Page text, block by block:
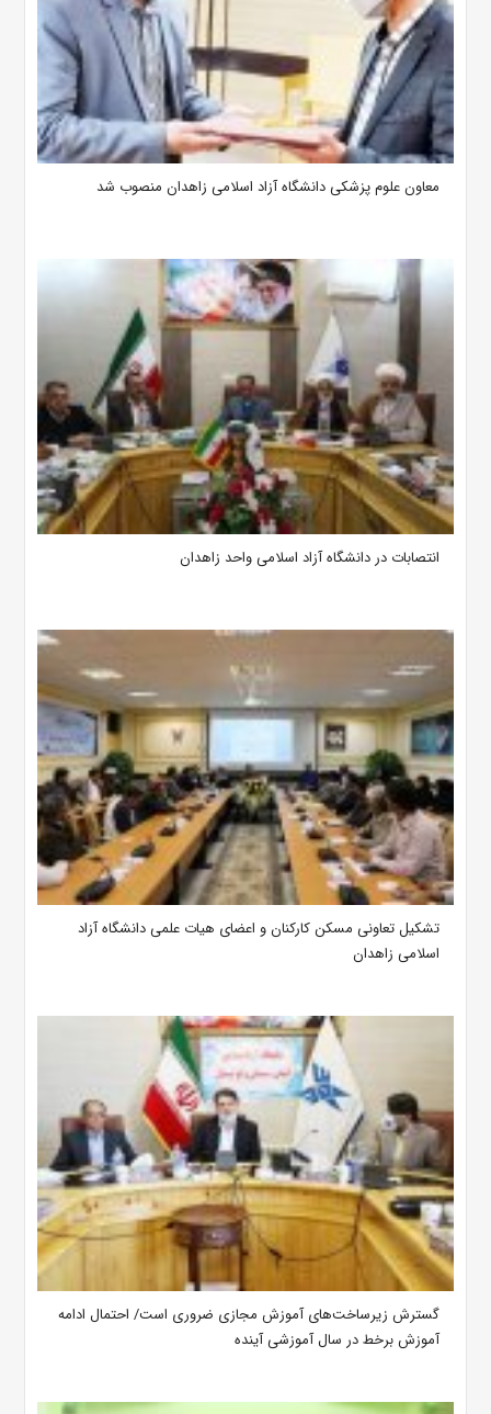
معاون علوم‌ پزشکی دانشگاه آزاد اسلامی زاهدان منصوب شد
انتصابات در دانشگاه آزاد اسلامی واحد زاهدان
تشکیل تعاونی مسکن کارکنان و اعضای هیات علمی دانشگاه آزاد
اسلامی زاهدان
گسترش زیرساخت‌های آموزش مجازی ضروری است/ احتمال ادامه
آموزش برخط در سال آموزشی آینده